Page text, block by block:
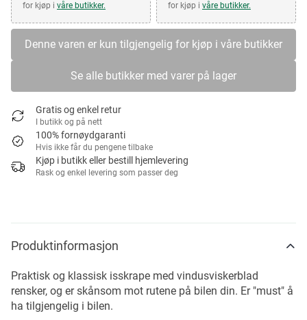
for kjøp i våre butikker.
for kjøp i våre butikker.
Denne varen er kun tilgjengelig for kjøp i våre butikker
Se alle butikker med varer på lager
Gratis og enkel retur
I butikk og på nett
100% fornøydgaranti
Hvis ikke får du pengene tilbake
Kjøp i butikk eller bestill hjemlevering
Rask og enkel levering som passer deg
Produktinformasjon
Praktisk og klassisk isskrape med vindusviskerblad
rensker, og er skånsom mot rutene på bilen din. Er "must" å
ha tilgjengelig i bilen.